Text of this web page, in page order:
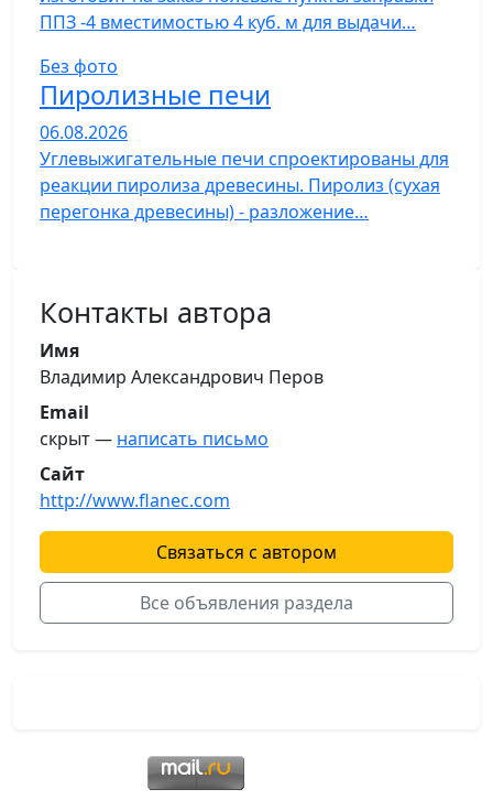
ППЗ -4 вместимостью 4 куб. м для выдачи…
Без фото
Пиролизные печи
06.08.2026
Углевыжигательные печи спроектированы для
реакции пиролиза древесины. Пиролиз (сухая
перегонка древесины) - разложение…
Контакты автора
Имя
Владимир Александрович Перов
Email
скрыт — написать письмо
Сайт
http://www.flanec.com
Связаться с автором
Все объявления раздела